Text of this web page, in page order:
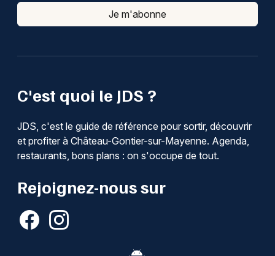
C'est quoi le JDS ?
JDS, c'est le guide de référence pour sortir, découvrir
et profiter à Château-Gontier-sur-Mayenne. Agenda,
restaurants, bons plans : on s'occupe de tout.
Rejoignez-nous sur
Je m'abonne